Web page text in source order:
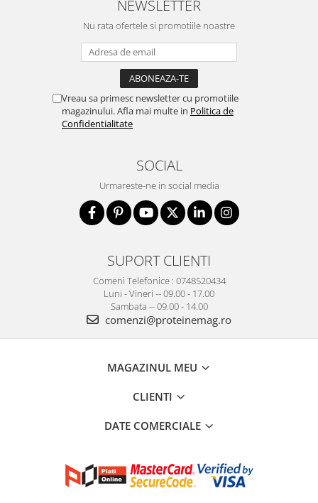
NEWSLETTER
Nu rata ofertele si promotiile noastre
Vreau sa primesc newsletter cu promotiile
magazinului. Afla mai multe in Politica de
Confidentialitate
SOCIAL
Urmareste-ne in social media
SUPORT CLIENTI
Comeni Telefonice : 0748520434
Luni - Vineri -- 09.00 - 17.00
Sambata -- 09.00 - 14.00
comenzi@proteinemag.ro
MAGAZINUL MEU
CLIENTI
DATE COMERCIALE